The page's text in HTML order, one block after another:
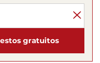
gratuitos